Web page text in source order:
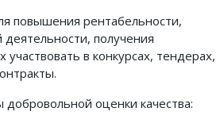
повышения рентабельности,
получения
в конкурсах, тендерах,
оценки качества: